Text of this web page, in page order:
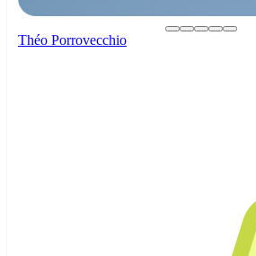
Théo Porrovecchio